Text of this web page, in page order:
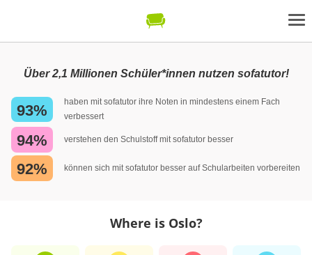
Über 2,1 Millionen Schüler*innen nutzen sofatutor!
93%
haben mit sofatutor ihre Noten in mindestens einem Fach
verbessert
94% verstehen den Schulstoff mit sofatutor besser
92% können sich mit sofatutor besser auf Schularbeiten vorbereiten
Where is Oslo?